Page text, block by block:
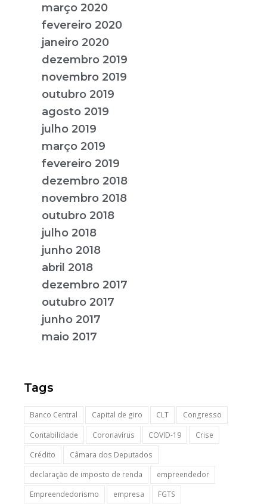
março 2020
fevereiro 2020
janeiro 2020
dezembro 2019
novembro 2019
outubro 2019
agosto 2019
julho 2019
março 2019
fevereiro 2019
dezembro 2018
novembro 2018
outubro 2018
julho 2018
junho 2018
abril 2018
dezembro 2017
outubro 2017
junho 2017
maio 2017
Tags
Banco Central Capital de giro CLT
Congresso
Contabilidade
Coronavírus COVID-19
Crise
Crédito
Câmara dos Deputados
declaração de imposto de renda
empreendedor
Empreendedorismo
empresa
FGTS